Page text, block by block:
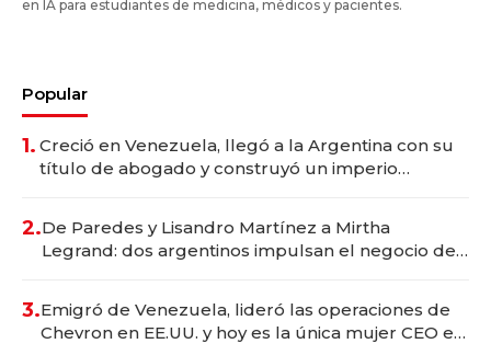
en IA para estudiantes de medicina, médicos y pacientes.
Popular
1. Creció en Venezuela, llegó a la Argentina con su
título de abogado y construyó un imperio
2.De Paredes y Lisandro Martínez a Mirtha
Legrand: dos argentinos impulsan el negocio del
3.Emigró de Venezuela, lideró las operaciones de
Chevron en EE.UU. y hoy es la única mujer CEO en